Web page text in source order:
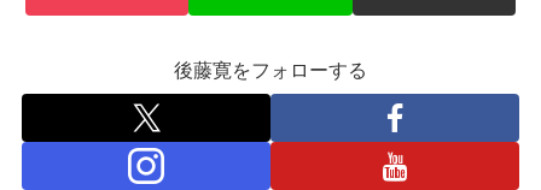
後藤寛をフォローする